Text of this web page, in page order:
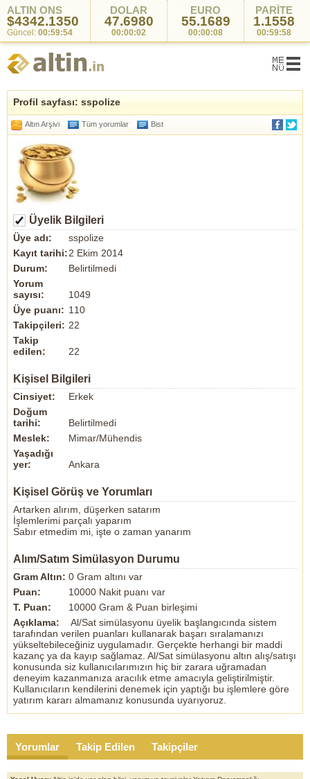
ALTIN ONS
$4342.1350
Güncel: 00:59:54
DOLAR
47.6980
00:00:02
EURO
55.1689
00:00:08
PARİTE
1.1558
00:59:58
Profil sayfası: sspolize
Altın Arşivi Tüm yorumlar Bist
Üyelik Bilgileri
Üye adı:
sspolize
Kayıt tarihi:2 Ekim 2014
Durum:
Belirtilmedi
Yorum
sayısı:
1049
Üye puanı: 110
Takipçileri: 22
Takip
edilen:
22
Kişisel Bilgileri
Cinsiyet:
Erkek
Doğum
tarihi:
Belirtilmedi
Meslek:
Mimar/Mühendis
Yaşadığı
yer:
Ankara
Kişisel Görüş ve Yorumları
Artarken alırım, düşerken satarım
İşlemlerimi parçalı yaparım
Sabır etmedim mi, işte o zaman yanarım
Alım/Satım Simülasyon Durumu
Gram Altın: 0 Gram altını var
Puan:
10000 Nakit puanı var
T. Puan:
10000 Gram & Puan birleşimi
Açıklama:
Al/Sat simülasyonu üyelik başlangıcında sistem
tarafından verilen puanları kullanarak başarı sıralamanızı
yükseltebileceğiniz uygulamadır. Gerçekte herhangi bir maddi
kazanç ya da kayıp sağlamaz. Al/Sat simülasyonu altın alış/satışı
konusunda siz kullanıcılarımızın hiç bir zarara uğramadan
deneyim kazanmanıza aracılık etme amacıyla geliştirilmiştir.
Kullanıcıların kendilerini denemek için yaptığı bu işlemlere göre
yatırım kararı almamanız konusunda uyarıyoruz.
Yorumlar Takip Edilen Takipçiler